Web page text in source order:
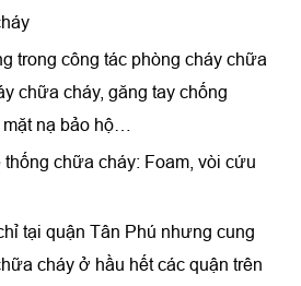
trong công tác phòng cháy chữa
chữa cháy, găng tay chống
nạ bảo hộ…
thống chữa cháy: Foam, vòi cứu
tại quận Tân Phú nhưng cung
cháy ở hầu hết các quận trên